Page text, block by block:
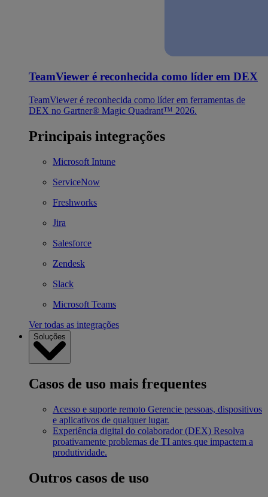
TeamViewer é reconhecida como líder em DEX
TeamViewer é reconhecida como líder em ferramentas de
DEX no Gartner® Magic Quadrant™ 2026.
Principais integrações
Microsoft Intune
ServiceNow
Freshworks
Jira
Salesforce
Zendesk
Slack
Microsoft Teams
Ver todas as integrações
Soluções
Casos de uso mais frequentes
Acesso e suporte remoto Gerencie pessoas, dispositivos
e aplicativos de qualquer lugar.
Experiência digital do colaborador (DEX) Resolva
proativamente problemas de TI antes que impactem a
produtividade.
Outros casos de uso